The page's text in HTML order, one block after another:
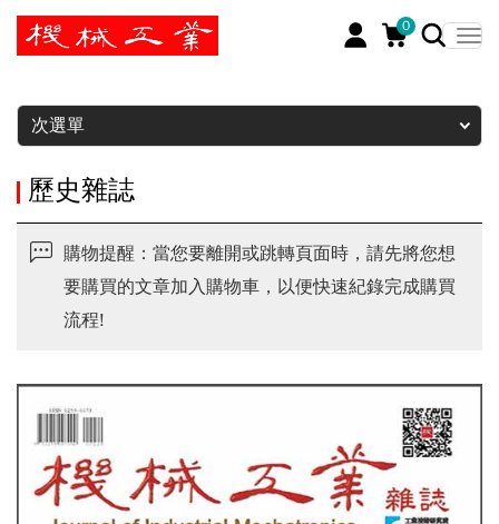
0
暫停
次選單
歷史雜誌
購物提醒：當您要離開或跳轉頁面時，請先將您想
要購買的文章加入購物車，以便快速紀錄完成購買
流程!